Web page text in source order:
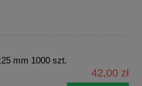
mm 1000 szt.
42,00 zł